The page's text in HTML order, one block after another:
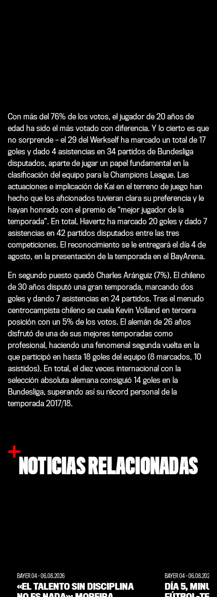
Con más del 76% de los votos, el jugador de 20 años de
edad ha sido el más votado con diferencia. Y lo cierto es que
no sorprende – el 29 del Werkself ha marcado un total de 17
goles y dado 4 asistencias en 34 partidos de Bundesliga
disputados, aparte de jugar un papel fundamental en la
clasificación del equipo para la Champions League. Las
actuaciones e implicación de Kai en el terreno de juego han
hecho que los aficionados tuvieran clara su preferencia y le
hayan honrado con el premio de “mejor jugador de la
temporada”. En total, Havertz ha marcado 20 goles y dado 7
asistencias en 42 partidos disputados entre las tres
competiciones. El reconocimiento se le entregará el día 4 de
agosto, en la presentación de la temporada en el BayArena.
En segundo puesto quedó Charles Aránguiz (7%). El chileno
de 30 años disputó una gran temporada, marcando dos
goles y dando 7 asistencias en 24 partidos. Tras el menudo
centrocampista chileno se cuela Kevin Volland en tercera
posición con un 5% de los votos. El alemán de 26 años
disfrutó de una de sus mejores temporadas como
profesional, haciendo una fenomenal segunda vuelta en la
que participó en hasta 18 goles del equipo (8 marcados, 10
asistidos). En total, el diez veces internacional con la
selección absoluta alemana consiguió 14 goles en la
Bundesliga, superando así su récord personal de la
temporada 2017/18.
NOTICIAS RELACIONADAS
BAYER 04-06.08.2026
«EL TALENTO SIN DISCIPLINA
BAYER 04-06.08.2026
DÍA 5,